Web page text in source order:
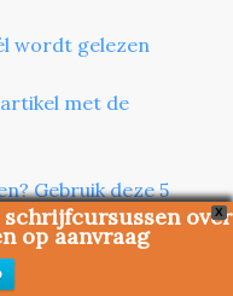
wordt gelezen
met de
Gebruik deze 5
10 werkwoorden
X
over
op aanvraag